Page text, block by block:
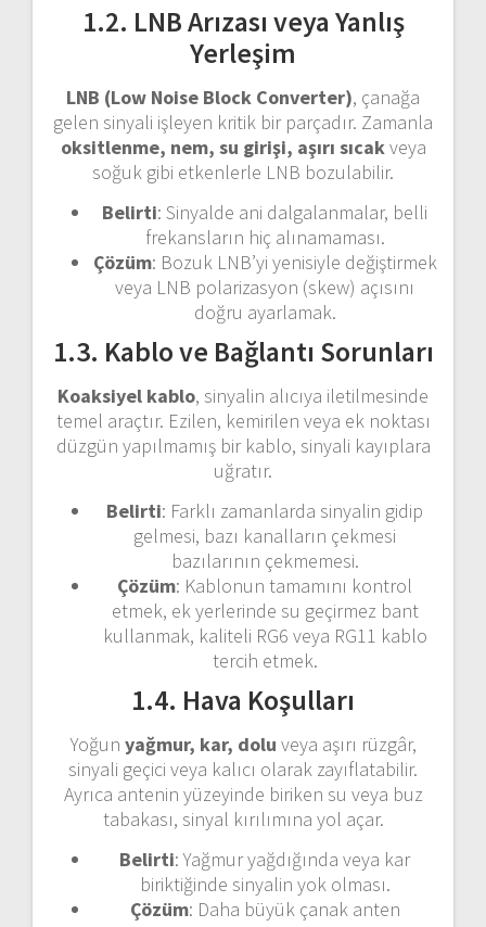
1.2. LNB Arızası veya Yanlış
Yerleşim
LNB (Low Noise Block Converter), çanağa
gelen sinyali işleyen kritik bir parçadır. Zamanla
oksitlenme, nem, su girişi, aşırı sıcakveya
soğuk gibi etkenlerle LNB bozulabilir.
Belirti: Sinyalde ani dalgalanmalar, belli
frekansların hiç alınamaması.
Çözüm: Bozuk LNB’yi yenisiyle değiştirmek
veya LNB polarizasyon (skew) açısını
doğru ayarlamak.
1.3. Kablo ve Bağlantı Sorunları
Koaksiyel kablo, sinyalin alıcıya iletilmesinde
temel araçtır. Ezilen, kemirilen veya ek noktası
düzgün yapılmamış bir kablo, sinyali kayıplara
uğratır.
Belirti: Farklı zamanlarda sinyalin gidip
gelmesi, bazı kanalların çekmesi
bazılarının çekmemesi.
Çözüm: Kablonun tamamını kontrol
etmek, ek yerlerinde su geçirmez bant
kullanmak, kaliteli RG6 veya RG11 kablo
tercih etmek.
1.4. Hava Koşulları
Yoğun yağmur, kar, dolu veya aşırı rüzgâr,
sinyali geçici veya kalıcı olarak zayıflatabilir.
Ayrıca antenin yüzeyinde biriken su veya buz
tabakası, sinyal kırılımına yol açar.
Belirti: Yağmur yağdığında veya kar
biriktiğinde sinyalin yok olması.
Çözüm: Daha büyük çanak anten